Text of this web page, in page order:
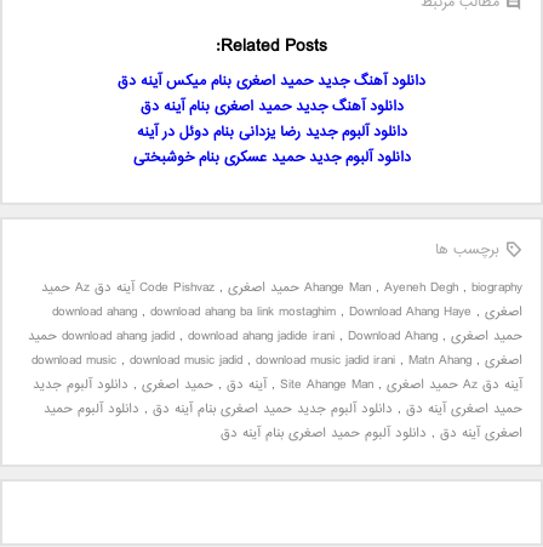
Related Posts:
دانلود آهنگ جدید حمید اصغری بنام میکس آینه دق
دانلود آهنگ جدید حمید اصغری بنام آینه دق
دانلود آلبوم جدید رضا یزدانی بنام دوئل در آینه
دانلود آلبوم جدید حمید عسکری بنام خوشبختی
برچسب ها
Ahange Man , Ayeneh Degh , biography حمید اصغری ,
Code Pishvaz آینه دق Az حمید
اصغری ,
download ahang , download ahang ba link mostaghim , Download Ahang Haye
حمید اصغری ,
download ahang jadid , download ahang jadide irani ,
Download Ahang حمید
اصغری ,
download music , download music jadid , download music jadid irani , Matn Ahang
آینه دق Az حمید اصغری
,
Site Ahange Man
,آینه دق , حمید اصغری , دانلود آلبوم جدید
حمید اصغری آینه دق , دانلود آلبوم جدید حمید اصغری بنام آینه دق , دانلود آلبوم حمید
اصغری آینه دق , دانلود آلبوم حمید اصغری بنام آینه دق